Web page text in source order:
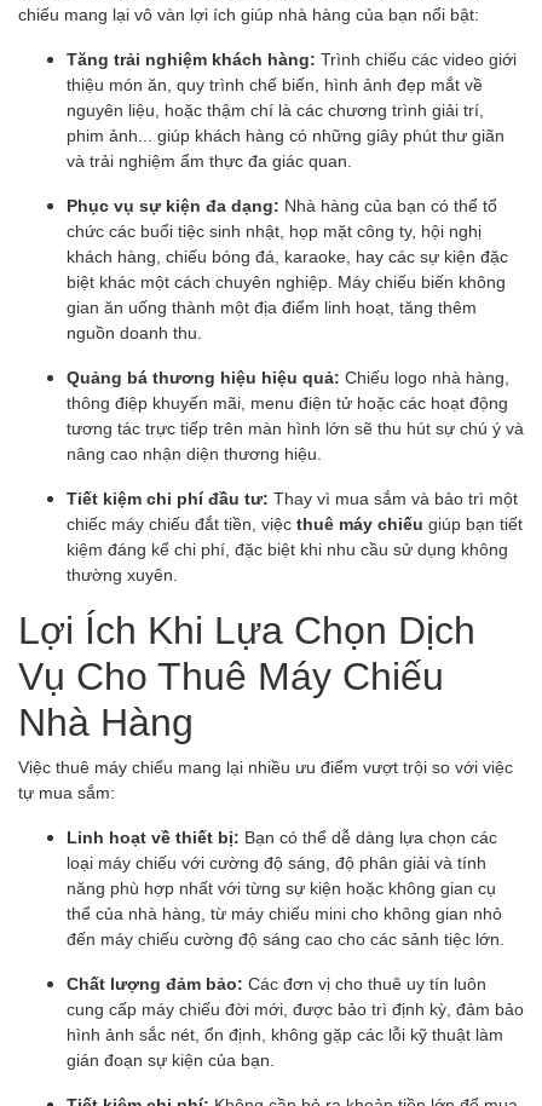
chiếu mang lại vô vàn lợi ích giúp nhà hàng của bạn nổi bật:
Tăng trải nghiệm khách hàng: Trình chiếu các video giới
thiệu món ăn, quy trình chế biến, hình ảnh đẹp mắt về
nguyên liệu, hoặc thậm chí là các chương trình giải trí,
phim ảnh... giúp khách hàng có những giây phút thư giãn
và trải nghiệm ẩm thực đa giác quan.
Phục vụ sự kiện đa dạng: Nhà hàng của bạn có thể tổ
chức các buổi tiệc sinh nhật, họp mặt công ty, hội nghị
khách hàng, chiếu bóng đá, karaoke, hay các sự kiện đặc
biệt khác một cách chuyên nghiệp. Máy chiếu biến không
gian ăn uống thành một địa điểm linh hoạt, tăng thêm
nguồn doanh thu.
Quảng bá thương hiệu hiệu quả: Chiếu logo nhà hàng,
thông điệp khuyến mãi, menu điện tử hoặc các hoạt động
tương tác trực tiếp trên màn hình lớn sẽ thu hút sự chú ý và
nâng cao nhận diện thương hiệu.
Tiết kiệm chi phí đầu tư: Thay vì mua sắm và bảo trì một
chiếc máy chiếu đắt tiền, việc thuê máy chiếu giúp bạn tiết
kiệm đáng kể chi phí, đặc biệt khi nhu cầu sử dụng không
thường xuyên.
Lợi Ích Khi Lựa Chọn Dịch
Vụ Cho Thuê Máy Chiếu
Nhà Hàng
Việc thuê máy chiếu mang lại nhiều ưu điểm vượt trội so với việc
tự mua sắm:
Linh hoạt về thiết bị: Bạn có thể dễ dàng lựa chọn các
loại máy chiếu với cường độ sáng, độ phân giải và tính
năng phù hợp nhất với từng sự kiện hoặc không gian cụ
thể của nhà hàng, từ máy chiếu mini cho không gian nhỏ
đến máy chiếu cường độ sáng cao cho các sảnh tiệc lớn.
Chất lượng đảm bảo: Các đơn vị cho thuê uy tín luôn
cung cấp máy chiếu đời mới, được bảo trì định kỳ, đảm bảo
hình ảnh sắc nét, ổn định, không gặp các lỗi kỹ thuật làm
gián đoạn sự kiện của bạn.